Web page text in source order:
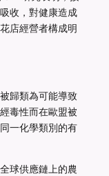
收，對健康造成
店經營者構成明
歸類為可能導致
毒性而在歐盟被
一化學類別的有
球供應鏈上的農